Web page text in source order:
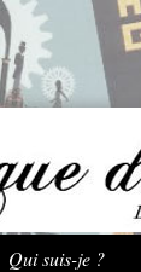
contenu principal
Qui suis-je ?